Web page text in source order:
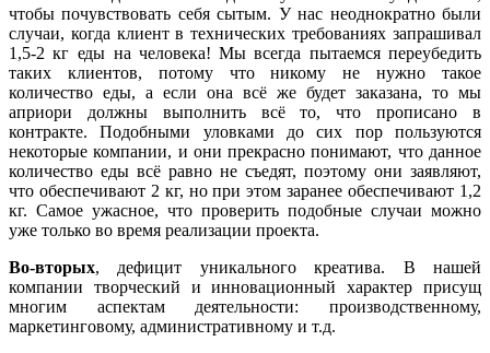
чтобы почувствовать себя сытым. У нас неоднократно были
случаи, когда клиент в технических требованиях запрашивал
1,5-2 кг еды на человека! Мы всегда пытаемся переубедить
таких клиентов, потому что никому не нужно такое
количество еды, а если она всё же будет заказана, то мы
априори должны выполнить всё то, что прописано в
контракте. Подобными уловками до сих пор пользуются
некоторые компании, и они прекрасно понимают, что данное
количество еды всё равно не съедят, поэтому они заявляют,
что обеспечивают 2 кг, но при этом заранее обеспечивают 1,2
кг. Самое ужасное, что проверить подобные случаи можно
уже только во время реализации проекта.
Во-вторых, дефицит уникального креатива. В нашей
компании творческий и инновационный характер присущ
многим аспектам деятельности: производственному,
маркетинговому, административному и т.д.